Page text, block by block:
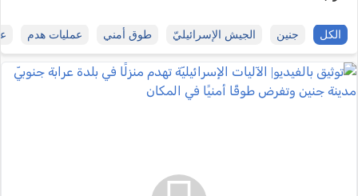
الكل جنين الجيش الإسرائيليّ طوق أمني عمليات هدم